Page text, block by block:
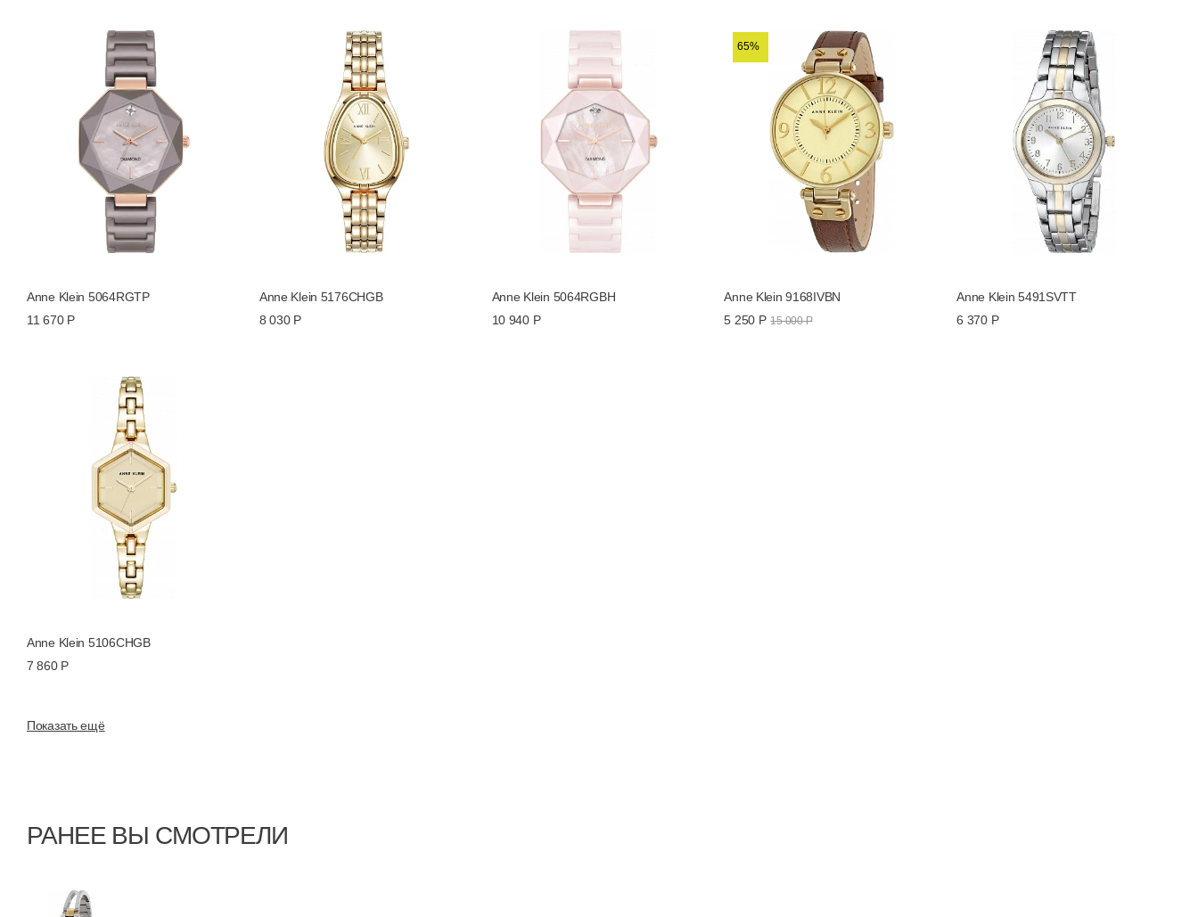
Anne Klein 5064RGTP
11 670 Р
Anne Klein 5176CHGB
8 030 Р
Anne Klein 5064RGBH
10 940 Р
65%
Anne Klein 9168IVBN
5 250 Р 15 000 Р
Anne Klein 5491SVTT
6 370 Р
Anne Klein 5106CHGB
7 860 Р
Показать ещё
РАНЕЕ ВЫ СМОТРЕЛИ